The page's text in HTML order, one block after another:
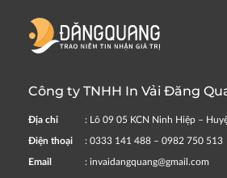
Công ty TNHH In Vải Đăng
Địa chỉ : Lô 09 05 KCN Ninh Hiệp –
Điện thoại : 0333 141 488 – 0982 750 513
Email : invaidangquang@gmail.com